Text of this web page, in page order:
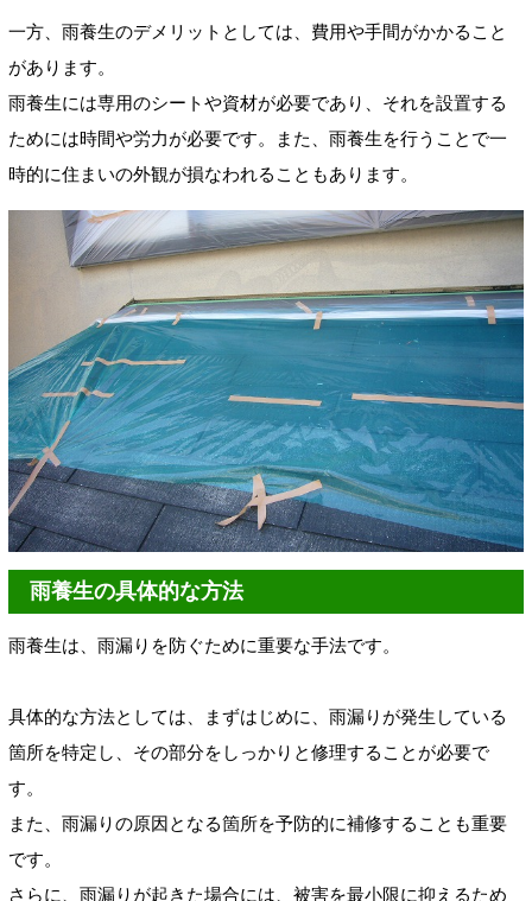
一方、雨養生のデメリットとしては、費用や手間がかかること
があります。
雨養生には専用のシートや資材が必要であり、それを設置する
ためには時間や労力が必要です。また、雨養生を行うことで一
時的に住まいの外観が損なわれることもあります。
雨養生の具体的な方法
雨養生は、雨漏りを防ぐために重要な手法です。
具体的な方法としては、まずはじめに、雨漏りが発生している
箇所を特定し、その部分をしっかりと修理することが必要で
す。
また、雨漏りの原因となる箇所を予防的に補修することも重要
です。
さらに、雨漏りが起きた場合には、被害を最小限に抑えるため